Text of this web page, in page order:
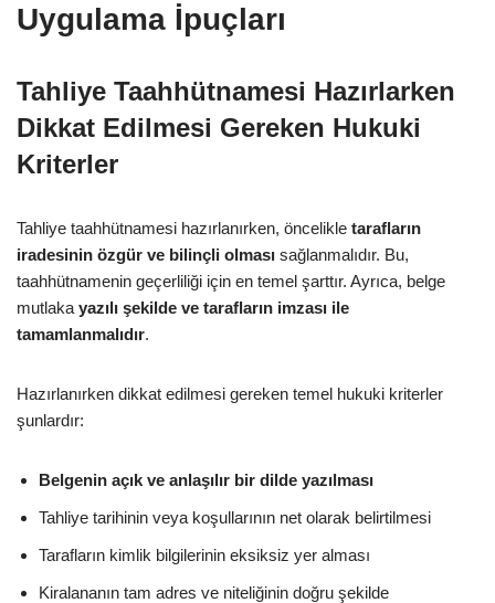
Uygulama İpuçları
Tahliye Taahhütnamesi Hazırlarken
Dikkat Edilmesi Gereken Hukuki
Kriterler
Tahliye taahhütnamesi hazırlanırken, öncelikle tarafların
iradesinin özgür ve bilinçli olması sağlanmalıdır. Bu,
taahhütnamenin geçerliliği için en temel şarttır. Ayrıca, belge
mutlaka yazılı şekilde ve tarafların imzası ile
tamamlanmalıdır.
Hazırlanırken dikkat edilmesi gereken temel hukuki kriterler
şunlardır:
Belgenin açık ve anlaşılır bir dilde yazılması
Tahliye tarihinin veya koşullarının net olarak belirtilmesi
Tarafların kimlik bilgilerinin eksiksiz yer alması
Kiralananın tam adres ve niteliğinin doğru şekilde